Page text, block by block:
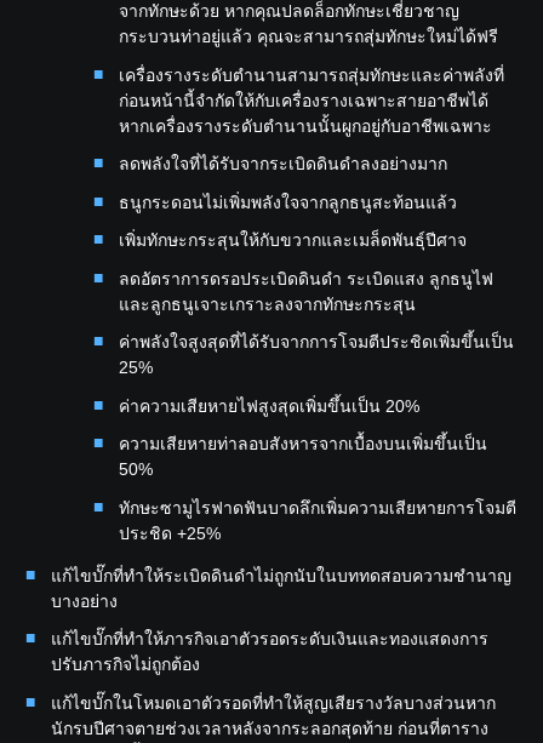
จากทักษะด้วย หากคุณปลดล็อกทักษะเชี่ยวชาญ
กระบวนท่าอยู่แล้ว คุณจะสามารถสุ่มทักษะใหม่ได้ฟรี
เครื่องรางระดับตำนานสามารถสุ่มทักษะและค่าพลังที่
ก่อนหน้านี้จำกัดให้กับเครื่องรางเฉพาะสายอาชีพได้
หากเครื่องรางระดับตำนานนั้นผูกอยู่กับอาชีพเฉพาะ
ลดพลังใจที่ได้รับจากระเบิดดินดำลงอย่างมาก
ธนูกระดอนไม่เพิ่มพลังใจจากลูกธนูสะท้อนแล้ว
เพิ่มทักษะกระสุนให้กับขวากและเมล็ดพันธุ์ปีศาจ
ลดอัตราการดรอประเบิดดินดำ ระเบิดแสง ลูกธนูไฟ
และลูกธนูเจาะเกราะลงจากทักษะกระสุน
ค่าพลังใจสูงสุดที่ได้รับจากการโจมตีประชิดเพิ่มขึ้นเป็น
25%
ค่าความเสียหายไฟสูงสุดเพิ่มขึ้นเป็น 20%
ความเสียหายท่าลอบสังหารจากเบื้องบนเพิ่มขึ้นเป็น
50%
ทักษะซามูไรฟาดฟันบาดลึกเพิ่มความเสียหายการโจมตี
ประชิด +25%
แก้ไขบั๊กที่ทำให้ระเบิดดินดำไม่ถูกนับในบททดสอบความชำนาญ
บางอย่าง
แก้ไขบั๊กที่ทำให้ภารกิจเอาตัวรอดระดับเงินและทองแสดงการ
ปรับภารกิจไม่ถูกต้อง
แก้ไขบั๊กในโหมดเอาตัวรอดที่ทำให้สูญเสียรางวัลบางส่วนหาก
นักรบปีศาจตายช่วงเวลาหลังจากระลอกสุดท้าย ก่อนที่ตาราง